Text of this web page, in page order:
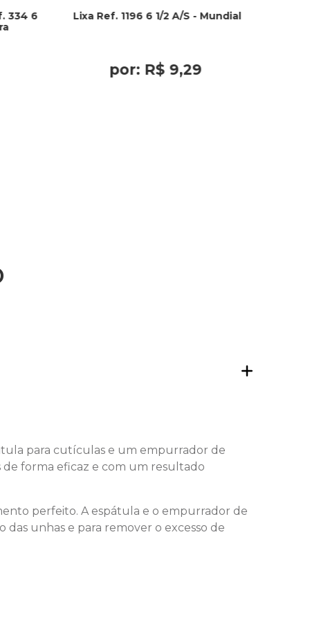
334 6
Lixa Ref. 1196 6 1/2 A/S - Mundial
por: R$ 9,29
para cutículas e um empurrador de
de forma eficaz e com um resultado
perfeito. A espátula e o empurrador de
unhas e para remover o excesso de